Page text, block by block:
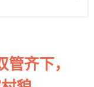
齐下，